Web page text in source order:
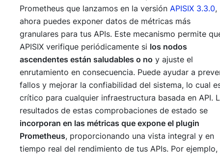
Prometheus que lanzamos en la versión APISIX 3.3.0,
ahora puedes exponer datos de métricas más
granulares para tus APIs. Este mecanismo permite
APISIX verifique periódicamente si los nodos
ascendentes están saludables o no y ajuste el
enrutamiento en consecuencia. Puede ayudar a
fallos y mejorar la confiabilidad del sistema, lo cual
crítico para cualquier infraestructura basada en API.
resultados de estas comprobaciones de estado se
incorporan en las métricas que expone el plugin
Prometheus, proporcionando una vista integral y en
tiempo real del rendimiento de tus APIs. Por ejemplo,